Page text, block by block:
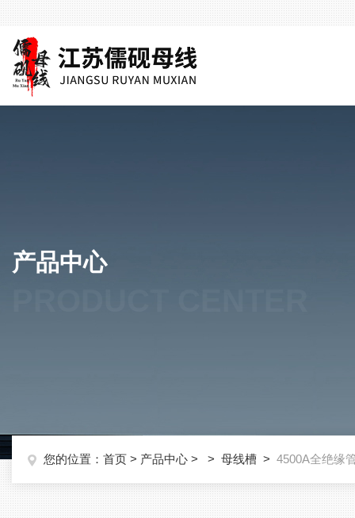
产品中心
您的位置： 首页 > 产品中心 > > 母线槽 > 4500A全绝缘